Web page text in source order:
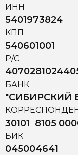
ИНН
5401973824
КПП
540601001
Р/С
БАНК
"СИБИРСКИЙ
30101 8105
БИК
045004641